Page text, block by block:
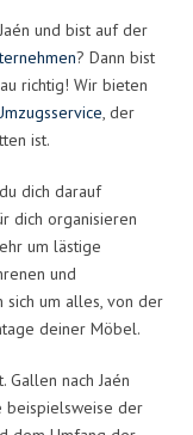
und bist auf der
? Dann bist
richtig! Wir bieten
, der
ist.
dich darauf
dich organisieren
um lästige
und
sich um alles, von der
deiner Möbel.
Gallen nach Jaén
beispielsweise der